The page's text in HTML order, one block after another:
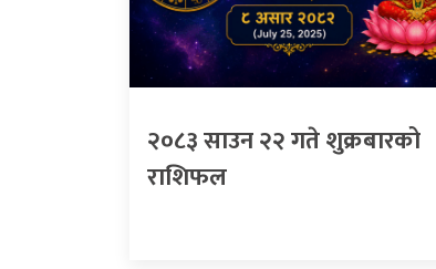
२०८३ साउन २२ गते शुक्रबारको
राशिफल